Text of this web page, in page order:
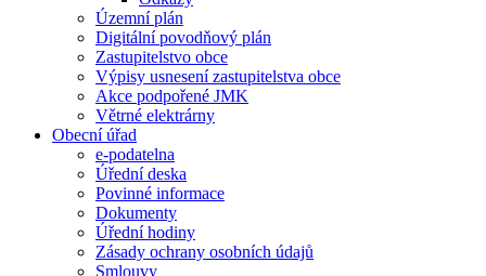
Územní plán
Digitální povodňový plán
Zastupitelstvo obce
Výpisy usnesení zastupitelstva obce
Akce podpořené JMK
Větrné elektrárny
Obecní úřad
e-podatelna
Úřední deska
Povinné informace
Dokumenty
Úřední hodiny
Zásady ochrany osobních údajů
Smlouvy